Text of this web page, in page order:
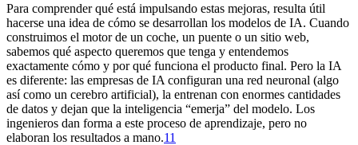
Para comprender qué está impulsando estas mejoras, resulta útil
hacerse una idea de cómo se desarrollan los modelos de IA. Cuando
construimos el motor de un coche, un puente o un sitio web,
sabemos qué aspecto queremos que tenga y entendemos
exactamente cómo y por qué funciona el producto final. Pero la IA
es diferente: las empresas de IA configuran una red neuronal (algo
así como un cerebro artificial), la entrenan con enormes cantidades
de datos y dejan que la inteligencia “emerja” del modelo. Los
ingenieros dan forma a este proceso de aprendizaje, pero no
elaboran los resultados a mano.⁠11